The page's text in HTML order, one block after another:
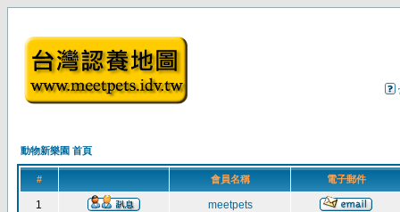
動物新樂園 首頁
# 會員名稱 電子郵件
1 meetpets